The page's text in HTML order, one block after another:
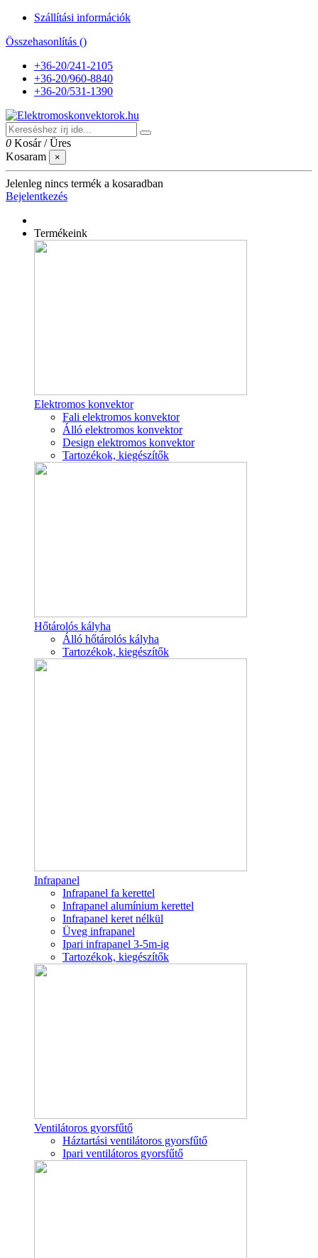
Szállítási információk
Összehasonlítás ()
+36-20/241-2105
+36-20/960-8840
+36-20/531-1390
0 Kosár /Üres
Kosaram
×
Jelenleg nincs termék a kosaradban
Bejelentkezés
Termékeink
Elektromos konvektor
Fali elektromos konvektor
Álló elektromos konvektor
Design elektromos konvektor
Tartozékok, kiegészítők
Hőtárolós kályha
Álló hőtárolós kályha
Tartozékok, kiegészítők
Infrapanel
Infrapanel fa kerettel
Infrapanel alumínium kerettel
Infrapanel keret nélkül
Üveg infrapanel
Ipari infrapanel 3-5m-ig
Tartozékok, kiegészítők
Ventilátoros gyorsfűtő
Háztartási ventilátoros gyorsfűtő
Ipari ventilátoros gyorsfűtő